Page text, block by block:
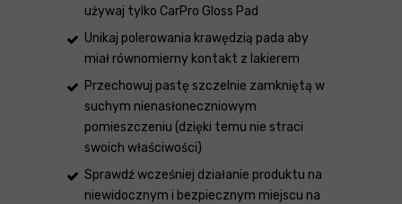
używaj tylko CarPro Gloss Pad
Unikaj polerowania krawędzią pada aby
miał równomierny kontakt z lakierem
Przechowuj pastę szczelnie zamkniętą w
suchym nienasłoneczniowym
pomieszczeniu (dzięki temu nie straci
swoich właściwości)
Sprawdź wcześniej działanie produktu na
niewidocznym i bezpiecznym miejscu na